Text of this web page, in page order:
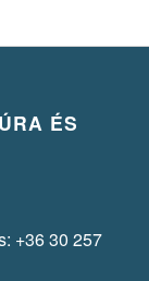
ÉS
+36 30 257